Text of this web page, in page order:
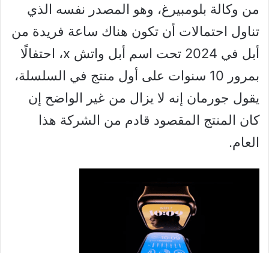
من وكالة بلومبيرغ، وهو المصدر نفسه الذي
تناول احتمالات أن تكون هناك ساعة فريدة من
أبل في 2024 تحت اسم أبل واتش x، احتفالًا
بمرور 10 سنوات على أول منتج في السلسلة،
يقول جورمان إنه لا يزال من غير الواضح إن
كان المنتج المقصود قادم من الشركة هذا
العام.